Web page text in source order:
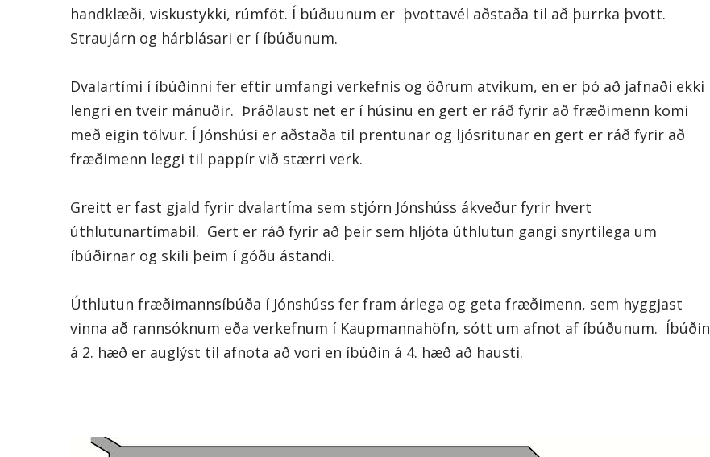
handklæði, viskustykki, rúmföt. Í búðuunum er þvottavél aðstaða til að þurrka þvott.
Straujárn og hárblásari er í íbúðunum.
Dvalartími í íbúðinni fer eftir umfangi verkefnis og öðrum atvikum, en er þó að jafnaði ekki
lengri en tveir mánuðir. Þráðlaust net er í húsinu en gert er ráð fyrir að fræðimenn komi
með eigin tölvur. Í Jónshúsi er aðstaða til prentunar og ljósritunar en gert er ráð fyrir að
fræðimenn leggi til pappír við stærri verk.
Greitt er fast gjald fyrir dvalartíma sem stjórn Jónshúss ákveður fyrir hvert
úthlutunartímabil. Gert er ráð fyrir að þeir sem hljóta úthlutun gangi snyrtilega um
íbúðirnar og skili þeim í góðu ástandi.
Úthlutun fræðimannsíbúða í Jónshúss fer fram árlega og geta fræðimenn, sem hyggjast
vinna að rannsóknum eða verkefnum í Kaupmannahöfn, sótt um afnot af íbúðunum. Íbúðin
á 2. hæð er auglýst til afnota að vori en íbúðin á 4. hæð að hausti.